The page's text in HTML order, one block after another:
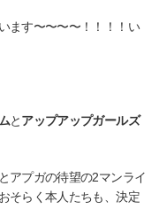
ます〜〜〜〜！！！！い
と アップアップガールズ
アプガの待望の2マンライ
そらく本人たちも、決定